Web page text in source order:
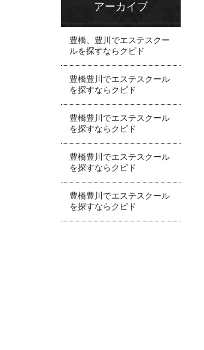
アーカイブ
豊橋、豊川でエステスクー
ルを探すならクピド
豊橋豊川でエステスクール
を探すならクピド
豊橋豊川でエステスクール
を探すならクピド
豊橋豊川でエステスクール
を探すならクピド
豊橋豊川でエステスクール
を探すならクピド